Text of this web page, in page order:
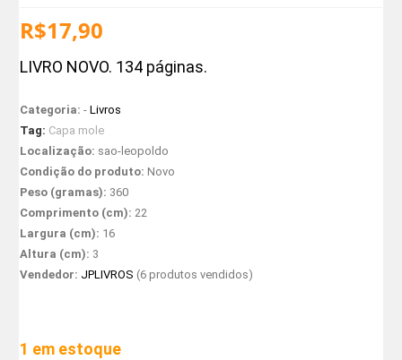
R$17,90
LIVRO NOVO. 134 páginas.
Categoria:-Livros
Tag: Capa mole
Localização: sao-leopoldo
Condição do produto: Novo
Peso (gramas): 360
Comprimento (cm): 22
Largura (cm): 16
Altura (cm): 3
Vendedor: JPLIVROS (6 produtos vendidos)
1 em estoque